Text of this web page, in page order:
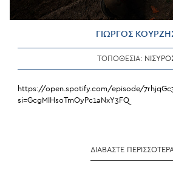
ΓΙΩΡΓΟΣ
ΤΟΠΟΘΕΣΙΑ:
https://open.spotify.com/episode/
si=GcgMIHsoTmOyPc1aNxY3FQ
ΔΙΑΒΑΣΤΕ